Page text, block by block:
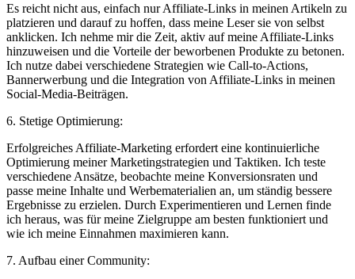
Es reicht nicht aus, einfach nur Affiliate-Links in⁢ meinen Artikeln zu
platzieren und darauf zu hoffen, dass meine Leser sie ⁣von selbst
anklicken. Ich nehme mir ‌die ⁤Zeit, aktiv‍ auf ​meine ⁢Affiliate-Links
hinzuweisen und die ⁣Vorteile der beworbenen Produkte zu betonen.
Ich nutze dabei verschiedene​ Strategien ⁣wie Call-to-Actions,
Bannerwerbung und die Integration von Affiliate-Links in meinen
Social-Media-Beiträgen.
6. Stetige Optimierung:
Erfolgreiches Affiliate-Marketing erfordert ⁢eine ​kontinuierliche
Optimierung meiner ⁣Marketingstrategien‌ und Taktiken. Ich teste
‍verschiedene Ansätze, ​beobachte meine Konversionsraten und‌
passe meine Inhalte ‌und Werbematerialien​ an, um ständig⁣ bessere
Ergebnisse ⁤zu erzielen. ⁤Durch ⁤Experimentieren und ‍Lernen⁤ finde
ich heraus,​ was für meine Zielgruppe am besten funktioniert und
wie ich meine Einnahmen maximieren kann.
7. Aufbau einer ‌Community: